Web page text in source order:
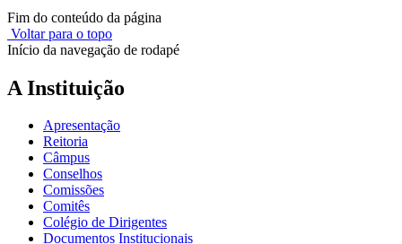
Fim do conteúdo da página
Voltar para o topo
Início da navegação de rodapé
A Instituição
Apresentação
Reitoria
Câmpus
Conselhos
Comissões
Comitês
Colégio de Dirigentes
Documentos Institucionais